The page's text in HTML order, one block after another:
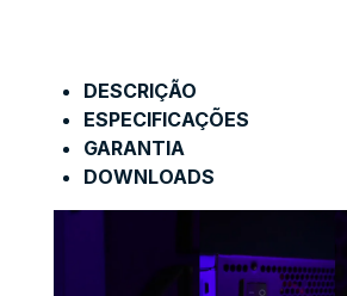
DESCRIÇÃO
ESPECIFICAÇÕES
GARANTIA
DOWNLOADS